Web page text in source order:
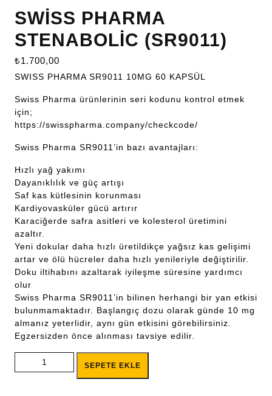
SWİSS PHARMA
STENABOLİC (SR9011)
₺1.700,00
SWISS PHARMA SR9011 10MG 60 KAPSÜL
Swiss Pharma ürünlerinin seri kodunu kontrol etmek
için;
https://swisspharma.company/checkcode/
Swiss Pharma SR9011’in bazı avantajları:
Hızlı yağ yakımı
Dayanıklılık ve güç artışı
Saf kas kütlesinin korunması
Kardiyovasküler gücü artırır
Karaciğerde safra asitleri ve kolesterol üretimini
azaltır.
Yeni dokular daha hızlı üretildikçe yağsız kas gelişimi
artar ve ölü hücreler daha hızlı yenileriyle değiştirilir.
Doku iltihabını azaltarak iyileşme süresine yardımcı
olur
Swiss Pharma SR9011’in bilinen herhangi bir yan etkisi
bulunmamaktadır. Başlangıç dozu olarak günde 10 mg
almanız yeterlidir, aynı gün etkisini görebilirsiniz.
Egzersizden önce alınması tavsiye edilir.
SWİSS PHARMA STENABOLİC (SR9011) adet
SEPETE EKLE